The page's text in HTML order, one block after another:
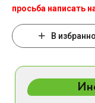
просьба написать
В